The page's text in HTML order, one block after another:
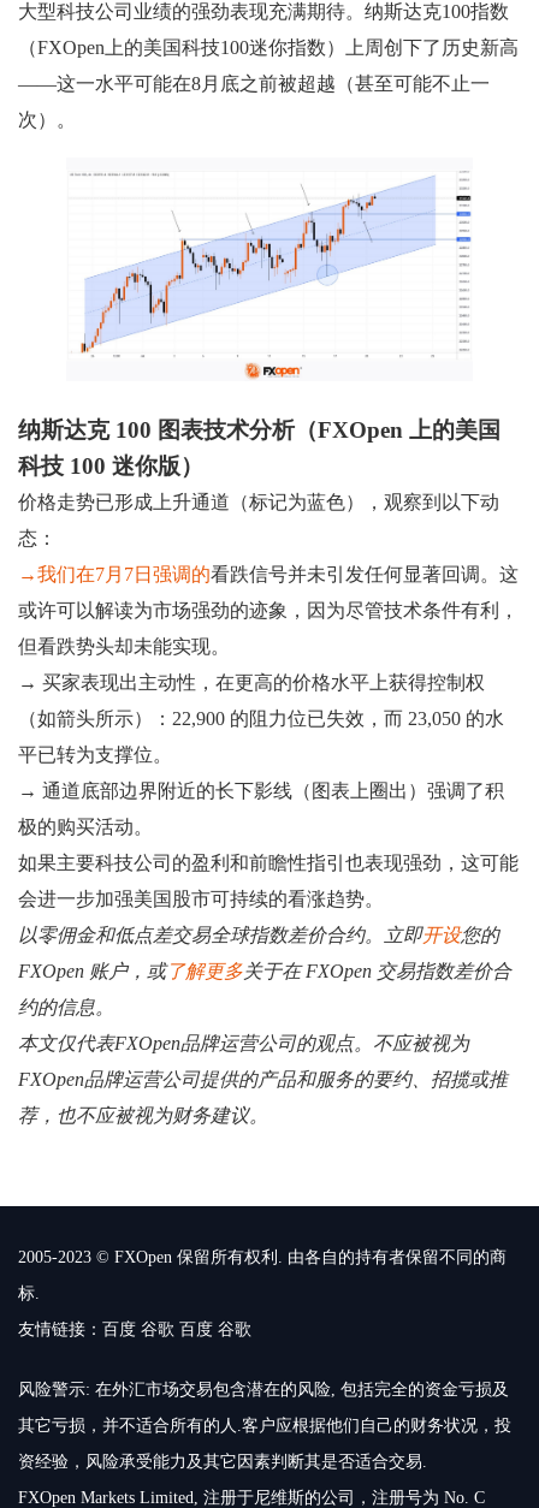
大型科技公司业绩的强劲表现充满期待。纳斯达克100指数
（FXOpen上的美国科技100迷你指数）上周创下了历史新高
——这一水平可能在8月底之前被超越（甚至可能不止一
次）。
纳斯达克 100 图表技术分析（FXOpen 上的美国
科技 100 迷你版）
价格走势已形成上升通道（标记为蓝色），观察到以下动
态：
→我们在7月7日强调的看跌信号并未引发任何显著回调。这
或许可以解读为市场强劲的迹象，因为尽管技术条件有利，
但看跌势头却未能实现。
→ 买家表现出主动性，在更高的价格水平上获得控制权
（如箭头所示）：22,900 的阻力位已失效，而 23,050 的水
平已转为支撑位。
→ 通道底部边界附近的长下影线（图表上圈出）强调了积
极的购买活动。
如果主要科技公司的盈利和前瞻性指引也表现强劲，这可能
会进一步加强美国股市可持续的看涨趋势。
以零佣金和低点差交易全球指数差价合约。立即开设您的
FXOpen 账户，或了解更多关于在 FXOpen 交易指数差价合
约的信息。
本文仅代表FXOpen品牌运营公司的观点。不应被视为
FXOpen品牌运营公司提供的产品和服务的要约、招揽或推
荐，也不应被视为财务建议。
2005-2023 © FXOpen 保留所有权利. 由各自的持有者保留不同的商
标.
友情链接： 百度 谷歌 百度 谷歌
风险警示: 在外汇市场交易包含潜在的风险, 包括完全的资金亏损及
其它亏损，并不适合所有的人.客户应根据他们自己的财务状况，投
资经验，风险承受能力及其它因素判断其是否适合交易.
FXOpen Markets Limited, 注册于尼维斯的公司，注册号为 No. C